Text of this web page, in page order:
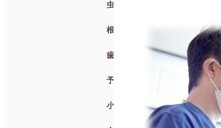
虫歯治療・抜歯
根管治療
歯周病
予防歯科
小児歯科